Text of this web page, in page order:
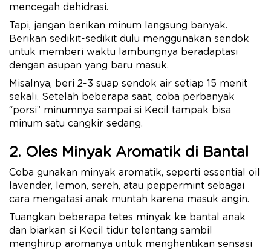
mencegah dehidrasi.
Tapi, jangan berikan minum langsung banyak.
Berikan sedikit-sedikit dulu menggunakan sendok
untuk memberi waktu lambungnya beradaptasi
dengan asupan yang baru masuk.
Misalnya, beri 2-3 suap sendok air setiap 15 menit
sekali. Setelah beberapa saat, coba perbanyak
“porsi” minumnya sampai si Kecil tampak bisa
minum satu cangkir sedang.
2. Oles Minyak Aromatik di Bantal
Coba gunakan minyak aromatik, seperti essential oil
lavender, lemon, sereh, atau peppermint sebagai
cara mengatasi anak muntah karena masuk angin.
Tuangkan beberapa tetes minyak ke bantal anak
dan biarkan si Kecil tidur telentang sambil
menghirup aromanya untuk menghentikan sensasi